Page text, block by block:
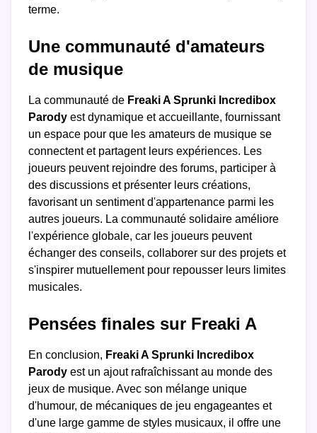
terme.
Une communauté d'amateurs
de musique
La communauté de Freaki A Sprunki Incredibox
Parody est dynamique et accueillante, fournissant
un espace pour que les amateurs de musique se
connectent et partagent leurs expériences. Les
joueurs peuvent rejoindre des forums, participer à
des discussions et présenter leurs créations,
favorisant un sentiment d'appartenance parmi les
autres joueurs. La communauté solidaire améliore
l'expérience globale, car les joueurs peuvent
échanger des conseils, collaborer sur des projets et
s'inspirer mutuellement pour repousser leurs limites
musicales.
Pensées finales sur Freaki A
En conclusion, Freaki A Sprunki Incredibox
Parody est un ajout rafraîchissant au monde des
jeux de musique. Avec son mélange unique
d'humour, de mécaniques de jeu engageantes et
d'une large gamme de styles musicaux, il offre une